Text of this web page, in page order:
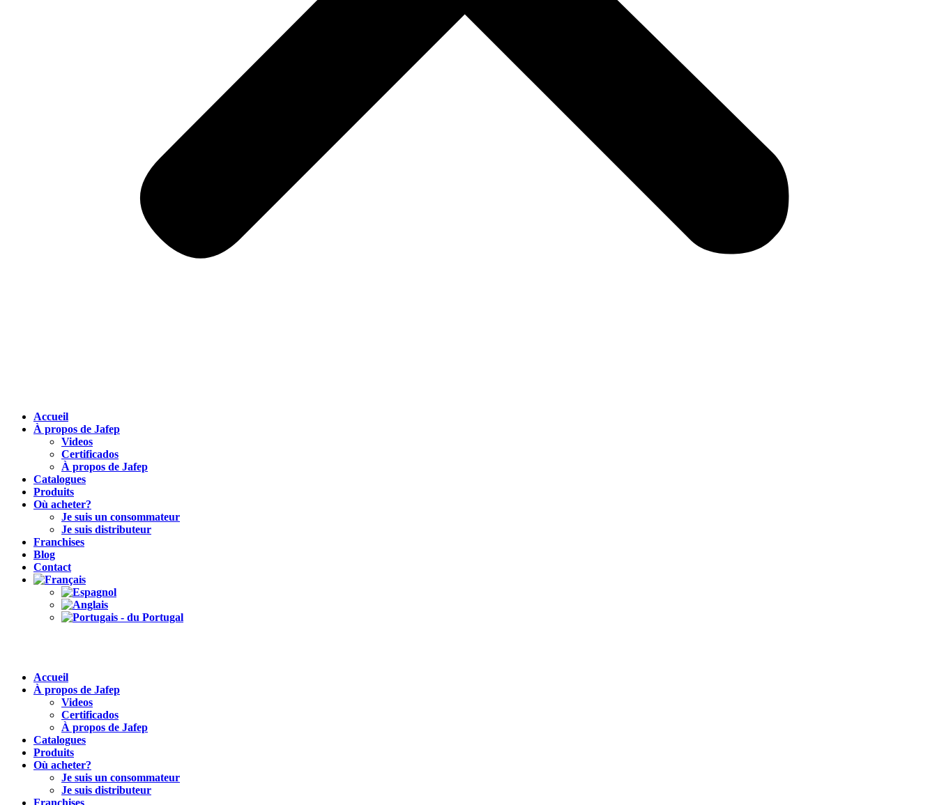
Accueil
À propos de Jafep
Videos
Certificados
À propos de Jafep
Catalogues
Produits
Où acheter?
Je suis un consommateur
Je suis distributeur
Franchises
Blog
Contact
Accueil
À propos de Jafep
Videos
Certificados
À propos de Jafep
Catalogues
Produits
Où acheter?
Je suis un consommateur
Je suis distributeur
Franchises